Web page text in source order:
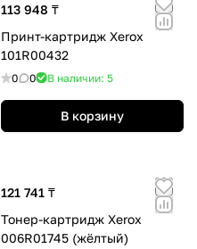
113 948 ₸
Принт-картридж Xerox
101R00432
0 0 В наличии: 5
В корзину
121 741 ₸
Тонер-картридж Xerox
006R01745 (жёлтый)